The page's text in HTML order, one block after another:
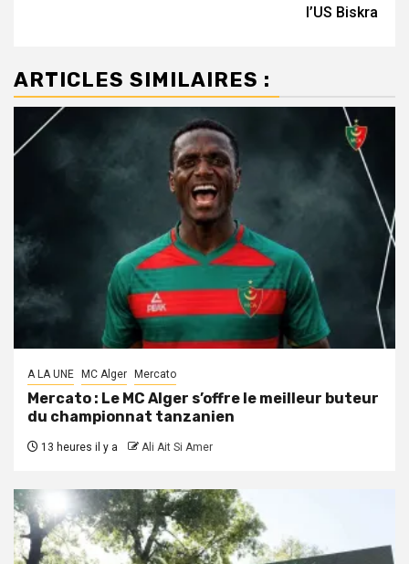
l’US Biskra
ARTICLES SIMILAIRES :
A LA UNE MC Alger Mercato
Mercato : Le MC Alger s’offre le meilleur buteur
du championnat tanzanien
13 heures il y a Ali Ait Si Amer